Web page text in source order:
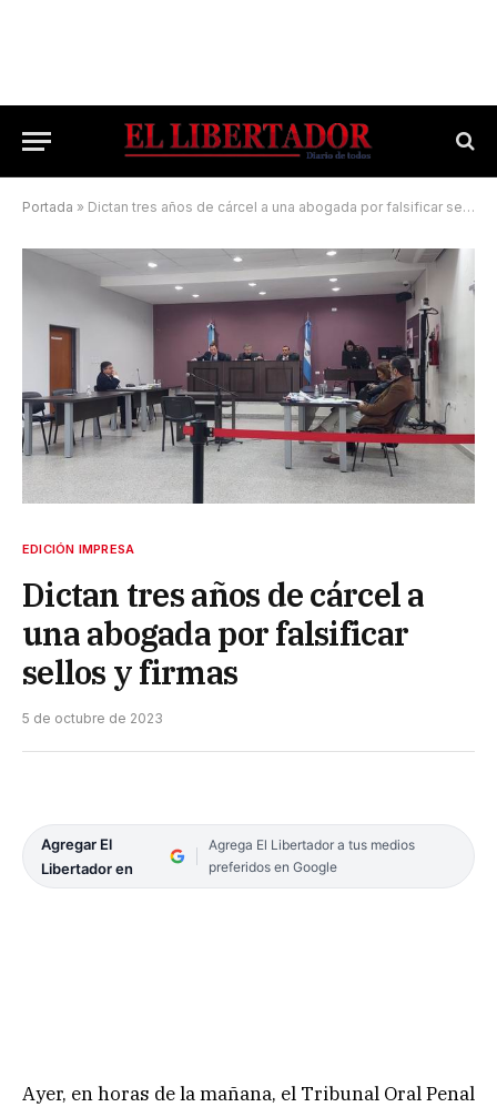
Portada » Dictan tres años de cárcel a una abogada por falsificar sellos y firmas
EDICIÓN IMPRESA
Dictan tres años de cárcel a
una abogada por falsificar
sellos y firmas
5 de octubre de 2023
Agregar El
Libertador en
Agrega El Libertador a tus medios
preferidos en Google
Ayer, en horas de la mañana, el Tribunal Oral Penal